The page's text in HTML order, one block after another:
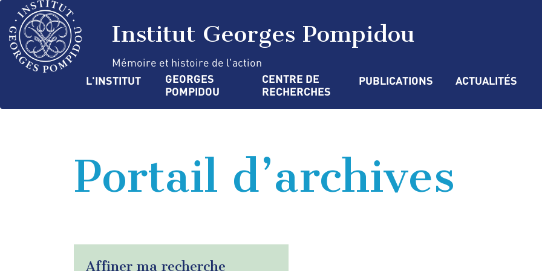
Aller
au
contenu
principal
Institut Georges Pompidou
Mémoire et histoire de l'action
Navigation
L'INSTITUT
GEORGES
POMPIDOU
CENTRE DE
RECHERCHES
PUBLICATIONS ACTUALITÉS
Portail d’archives
Affiner ma recherche
Panneau de gestion des cookies